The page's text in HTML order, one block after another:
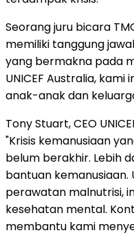
Seorang juru bicara
memiliki tanggung
yang bermakna pada
UNICEF Australia,
anak-anak dan
Tony Stuart, CEO
"Krisis kemanusiaan
belum berakhir. Lebih
bantuan kemanusiaan.
perawatan malnutrisi,
kesehatan mental.
membantu kami